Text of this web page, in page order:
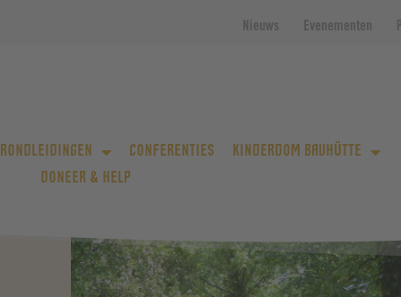
Nieuws Evenementen
RONDLEIDINGEN CONFERENTIES
KINDERDOM BAUHÜTTE
DONEER & HELP